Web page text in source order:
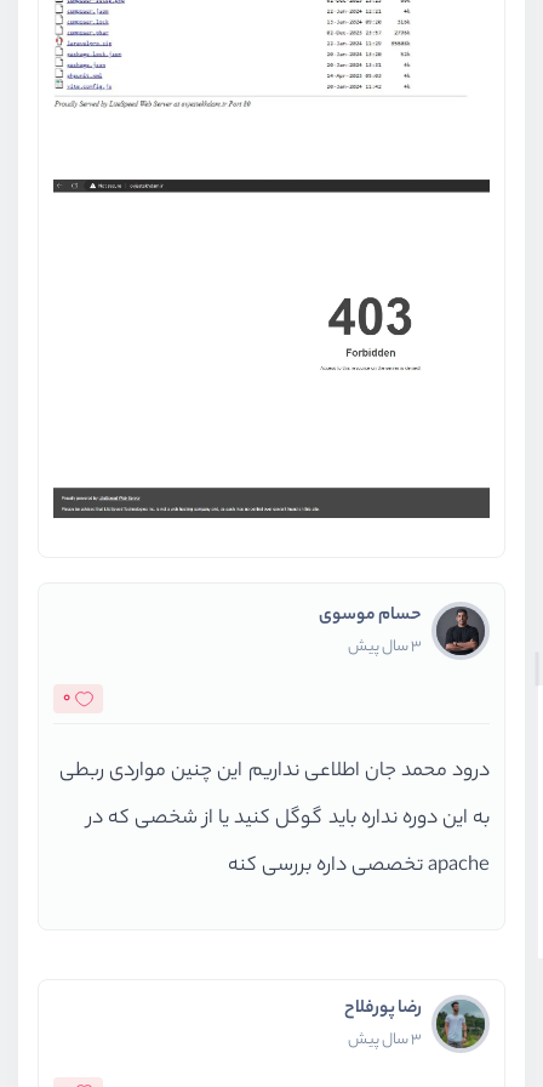
حسام موسوی
3 سال پیش
0
درود محمد جان اطلاعی نداریم این چنین مواردی ربطی
به این دوره نداره باید گوگل کنید یا از شخصی که در
apache تخصصی داره بررسی کنه
رضا پورفلاح
3 سال پیش